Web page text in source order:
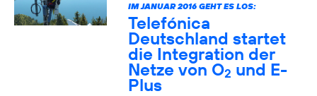
IM JANUAR 2016 GEHT ES LOS:
Telefónica
Deutschland startet
die Integration der
Netze von O2 und E-
Plus